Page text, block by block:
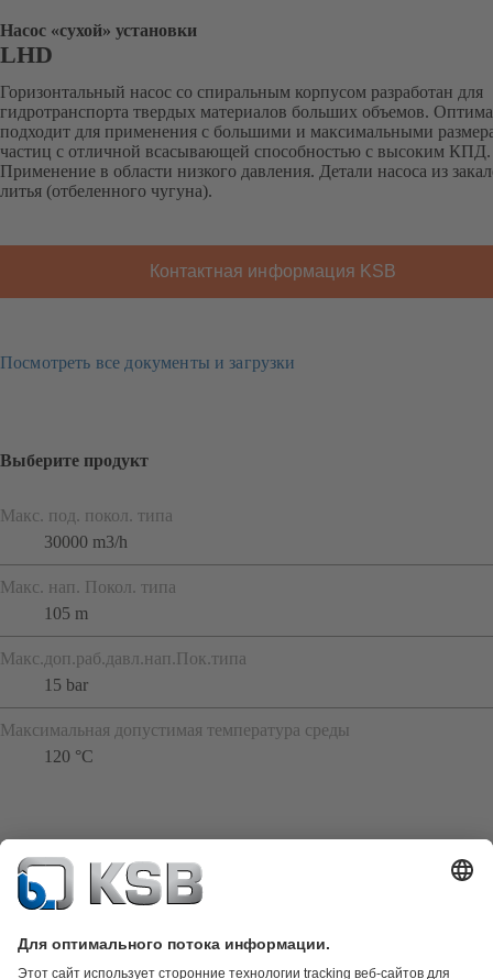
Насос «сухой» установки
LHD
Горизонтальный насос со спиральным корпусом разработан для
гидротранспорта твердых материалов больших объемов.
подходит для применения с большими и максимальными
частиц с отличной всасывающей способностью с высоким КПД.
Применение в области низкого давления. Детали насоса из
литья (отбеленного чугуна).
Контактная информация KSB
Посмотреть все документы и загрузки
Выберите продукт
Макс. под. покол. типа
30000 m3/h
Макс. нап. Покол. типа
105 m
Макс.доп.раб.давл.нап.Пок.типа
15 bar
Максимальная допустимая температура среды
120 °C